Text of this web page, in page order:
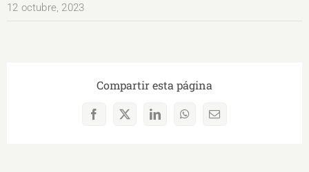
12 octubre, 2023
Compartir esta página
Facebook
X LinkedInWhatsAppCorreo